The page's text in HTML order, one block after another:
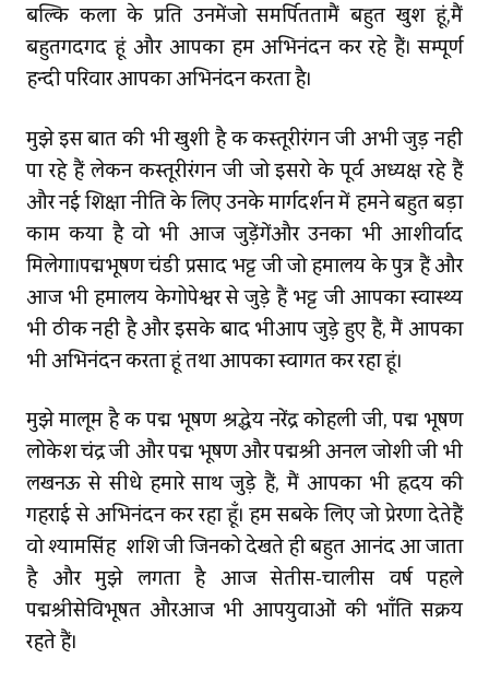
बल्कि कला के प्रति उनमेंजो समर्पिततामैं बहुत खुश हूं,मैं
बहुतगदगद हूं और आपका हम अभिनंदन कर रहे हैं। सम्‍पूर्ण
हिन्दी परिवार आपका अभिनंदन करता है।
मुझे इस बात की भी खुशी है कि कस्‍तूरीरंगन जी अभी जुड़ नहीं
पा रहे हैं लेकिन कस्तूरीरंगन जी जो इसरो के पूर्व अध्यक्ष रहे हैं
और नई शिक्षा नीति के लिए उनके मार्गदर्शन में हमने बहुत बड़ा
काम किया है वो भी आज जुड़ेंगेंऔर उनका भी आशीर्वाद
मिलेगा।पद्मभूषण चंडी प्रसाद भट्ट जी जो हिमालय के पुत्र हैं और
आज भी हिमालय केगोपेश्वर से जुड़े हैं भट्ट जी आपका स्वास्थ्य
भी ठीक नहीं है और इसके बाद भीआप जुड़े हुए हैं, मैं आपका
भी अभिनंदन करता हूं तथा आपका स्वागत कर रहा हूं।
मुझे मालूम है कि पद्म भूषण श्रद्धेय नरेंद्र कोहली जी, पद्म भूषण
लोकेश चंद्र जी और पद्म भूषण और पद्मश्री अनिल जोशी जी भी
लखनऊ से सीधे हमारे साथ जुड़े हैं, मैं आपका भी ह्रदय की
गहराई से अभिनंदन कर रहा हूँ। हम सबके लिए जो प्रेरणा देतेहैं
वो श्यामसिंह शशि जी जिनको देखते ही बहुत आनंद आ जाता
है और मुझे लगता है आज सेतीस-चालीस वर्ष पहले
पद्मश्रीसेविभूषित औरआज भी आपयुवाओं की भाँति सक्रिय
रहते हैं।